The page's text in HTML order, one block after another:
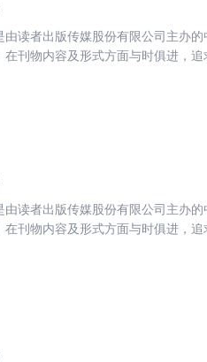
由读者出版传媒股份有限公司主办
刊物内容及形式方面与时俱进，
有深广的影响力与历久弥新的力量
由读者出版传媒股份有限公司主办
刊物内容及形式方面与时俱进，
有深广的影响力与历久弥新的力量